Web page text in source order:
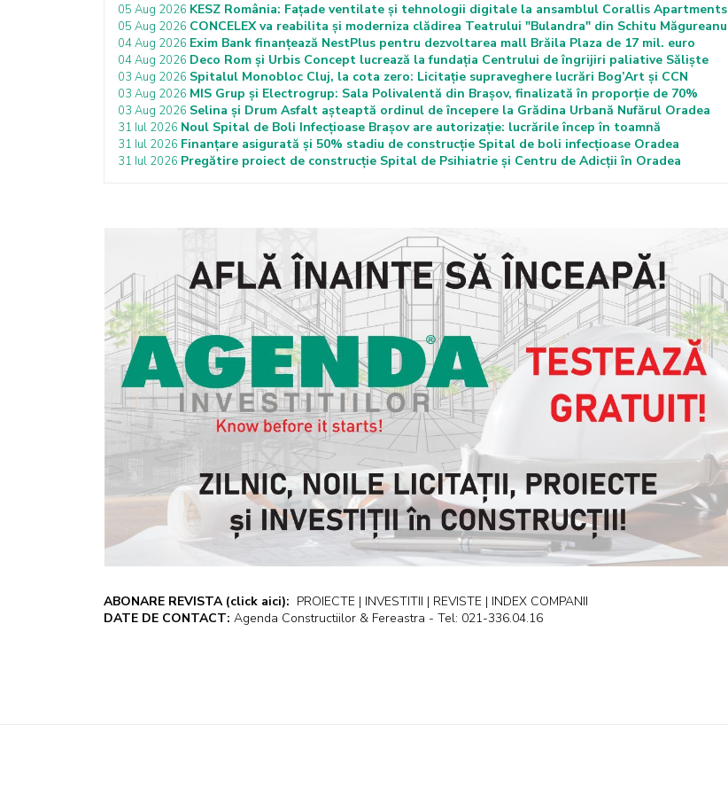
05 Aug 2026 KESZ România: Fațade ventilate și tehnologii digitale la ansamblul Corallis Apartments
05 Aug 2026 CONCELEX va reabilita și moderniza clădirea Teatrului "Bulandra" din Schitu Măgureanu
04 Aug 2026 Exim Bank finanțează NestPlus pentru dezvoltarea mall Brăila Plaza de 17 mil. euro
04 Aug 2026 Deco Rom și Urbis Concept lucrează la fundația Centrului de îngrijiri paliative Săliște
03 Aug 2026 Spitalul Monobloc Cluj, la cota zero: Licitație supraveghere lucrări Bog’Art și CCN
03 Aug 2026 MIS Grup și Electrogrup: Sala Polivalentă din Brașov, finalizată în proporție de 70%
03 Aug 2026 Selina și Drum Asfalt așteaptă ordinul de începere la Grădina Urbană Nufărul Oradea
31 Iul 2026 Noul Spital de Boli Infecțioase Brașov are autorizație: lucrările încep în toamnă
31 Iul 2026 Finanțare asigurată și 50% stadiu de construcție Spital de boli infecțioase Oradea
31 Iul 2026 Pregătire proiect de construcție Spital de Psihiatrie și Centru de Adicții în Oradea
ABONARE REVISTA (click aici): PROIECTE | INVESTITII | REVISTE | INDEX COMPANII
DATE DE CONTACT: Agenda Constructiilor & Fereastra - Tel: 021-336.04.16